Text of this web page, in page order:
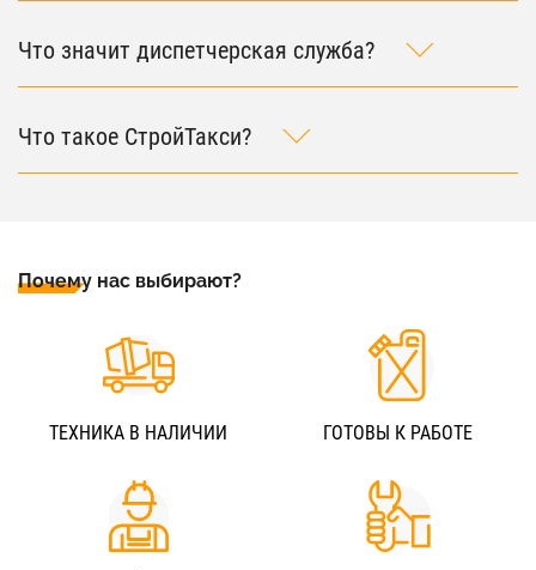
Что значит диспетчерская служба?
Что такое СтройТакси?
Почему нас выбирают?
ТЕХНИКА В НАЛИЧИИ ГОТОВЫ К РАБОТЕ